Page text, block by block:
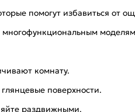
помогут избавиться от
комнату.
поверхности.
раздвижными.